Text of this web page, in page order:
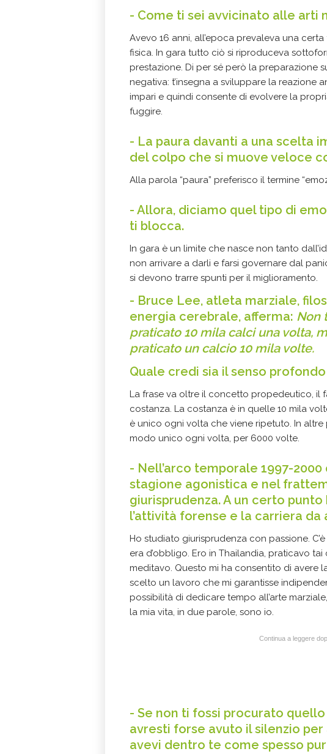
- Come ti sei avvicinato alle arti
Avevo 16 anni, all’epoca prevaleva una
fisica. In gara tutto ciò si riproduceva
prestazione. Di per sé però la preparazione
negativa: t’insegna a sviluppare la
impari e quindi consente di evolvere la
fuggire.
- La paura davanti a una scelta
del colpo che si muove veloce
Alla parola “paura” preferisco il termine
- Allora, diciamo quel tipo di
ti blocca.
In gara è un limite che nasce non tanto
non arrivare a darli e farsi governare dal
si devono trarre spunti per il miglioramento.
- Bruce Lee, atleta marziale,
energia cerebrale, afferma: Non
praticato 10 mila calci una volta,
praticato un calcio 10 mila volte.
Quale credi sia il senso
La frase va oltre il concetto propedeutico, il
costanza. La costanza è in quelle 10 mila
è unico ogni volta che viene ripetuto. In
modo unico ogni volta, per 6000 volte.
- Nell’arco temporale 1997-
stagione agonistica e nel
giurisprudenza. A un certo
l’attività forense e la carriera da
Ho studiato giurisprudenza con passione.
era d’obbligo. Ero in Thailandia, praticavo
meditavo. Questo mi ha consentito di avere
scelto un lavoro che mi garantisse
possibilità di dedicare tempo all’arte
la mia vita, in due parole, sono io.
Continua a leggere
- Se non ti fossi procurato
avresti forse avuto il silenzio
avevi dentro te come spesso